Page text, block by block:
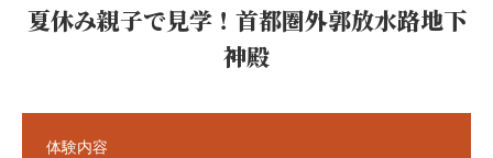
夏休み親子で見学！首都圏外郭放水路地下
神殿
体験内容